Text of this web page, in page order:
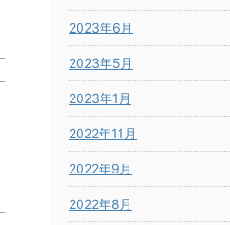
2023年6月
2023年5月
2023年1月
2022年11月
2022年9月
2022年8月